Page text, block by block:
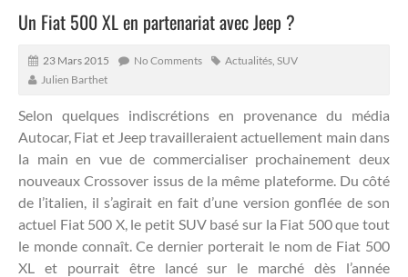
Un Fiat 500 XL en partenariat avec Jeep ?
23 Mars 2015 No Comments Actualités SUV
Julien Barthet
Selon quelques indiscrétions en provenance du média
Autocar, Fiat et Jeep travailleraient actuellement main dans
la main en vue de commercialiser prochainement deux
nouveaux Crossover issus de la même plateforme.Du côté
de l’italien, il s’agirait en fait d’une version gonflée de son
actuel Fiat 500 X, le petit SUV basé sur la Fiat 500 que tout
le monde connaît. Ce dernier porterait le nom de Fiat 500
XL et pourrait être lancé sur le marché dès l’année